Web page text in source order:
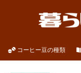
コーヒー豆の種類